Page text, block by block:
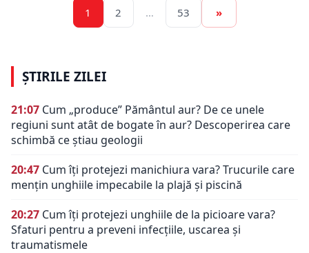
1 2 … 53 »
ȘTIRILE ZILEI
21:07 Cum „produce” Pământul aur? De ce unele
regiuni sunt atât de bogate în aur? Descoperirea care
schimbă ce știau geologii
20:47 Cum îți protejezi manichiura vara? Trucurile care
mențin unghiile impecabile la plajă și piscină
20:27 Cum îți protejezi unghiile de la picioare vara?
Sfaturi pentru a preveni infecțiile, uscarea și
traumatismele